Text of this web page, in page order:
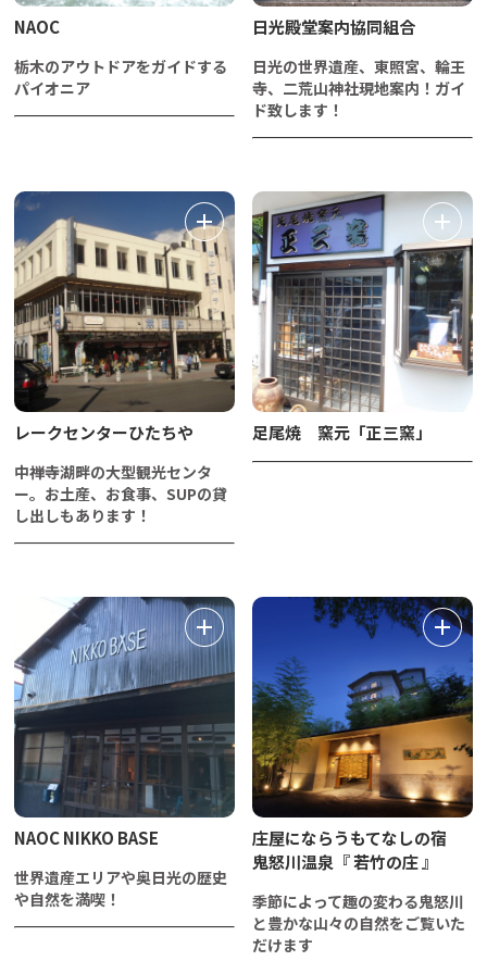
NAOC
栃木のアウトドアをガイドする
パイオニア
日光殿堂案内協同組合
日光の世界遺産、東照宮、輪王
寺、二荒山神社現地案内！ガイ
ド致します！
レークセンターひたちや
中禅寺湖畔の大型観光センタ
ー。お土産、お食事、SUPの貸
し出しもあります！
足尾焼 窯元「正三窯」
NAOC NIKKO BASE
世界遺産エリアや奥日光の歴史
や自然を満喫！
庄屋にならうもてなしの宿
鬼怒川温泉『 若竹の庄 』
季節によって趣の変わる鬼怒川
と豊かな山々の自然をご覧いた
だけます